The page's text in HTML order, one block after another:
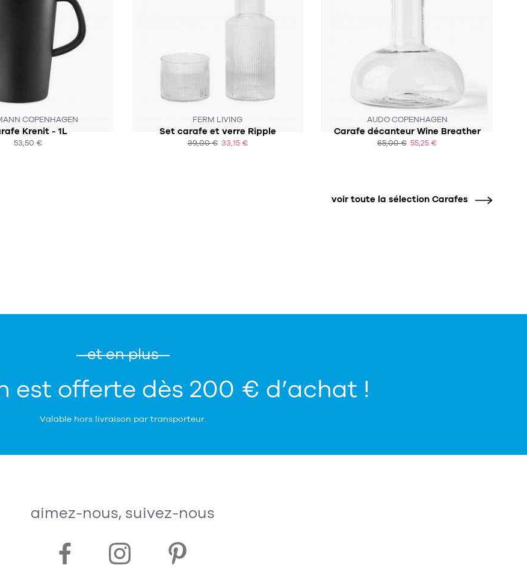
COPENHAGEN
Krenit - 1L
53,50 €
FERM LIVING
Set carafe et verre Ripple
39,00 € 33,15 €
AUDO COPENHAGEN
Carafe décanteur Wine Breather
65,00 € 55,25 €
voir toute la sélection Carafes
et en plus
est offerte dès 200 € d’achat !
Valable hors livraison par transporteur.
aimez-nous, suivez-nous